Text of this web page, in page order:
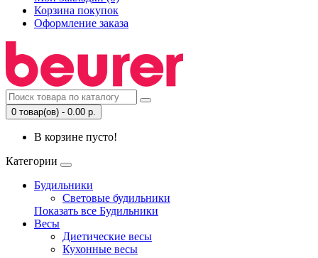
Корзина покупок
Оформление заказа
0 товар(ов) - 0.00 р.
В корзине пусто!
Категории
Будильники
Световые будильники
Показать все Будильники
Весы
Диетические весы
Кухонные весы